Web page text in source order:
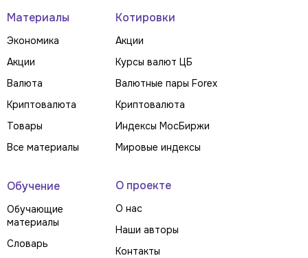
Материалы
Экономика
Акции
Валюта
Криптовалюта
Товары
Все материалы
Котировки
Акции
Курсы валют ЦБ
Валютные пары Forex
Криптовалюта
Индексы МосБиржи
Мировые индексы
Обучение
Обучающие
материалы
Словарь
О проекте
О нас
Наши авторы
Контакты